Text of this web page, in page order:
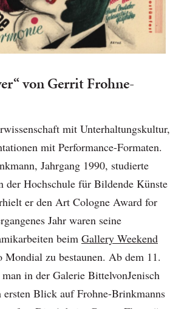
von Gerrit Frohne-
mit Unterhaltungskultur,
mit Performance-Formaten.
Jahrgang 1990, studierte
der Hochschule für Bildende Künste
er den Art Cologne Award for
Jahr waren seine
beim Gallery Weekend
Mondial zu bestaunen. Ab dem 11.
in der Galerie BittelvonJenisch
Blick auf Frohne-Brinkmanns